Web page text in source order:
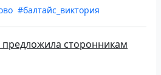
#балтайс_виктория
предложила сторонникам